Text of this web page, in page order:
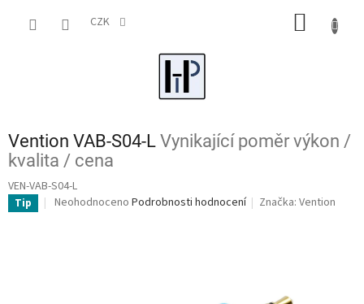
CZK
Vention VAB-S04-L Vynikající poměr výkon /
kvalita / cena
VEN-VAB-S04-L
Tip
Průměrné
Neohodnoceno Podrobnosti hodnocení Značka:Vention